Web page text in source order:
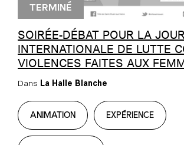
TERMINÉ
SOIRÉE-DÉBAT POUR LA
INTERNATIONALE DE LUTTE
VIOLENCES FAITES AUX
Dans La Halle Blanche
ANIMATION EXPÉRIENCE